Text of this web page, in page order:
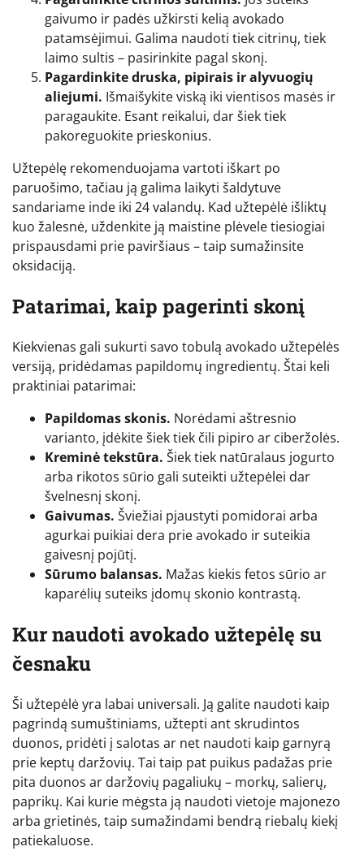
gaivumo ir padės užkirsti kelią avokado
patamsėjimui. Galima naudoti tiek citrinų, tiek
laimo sultis – pasirinkite pagal skonį.
Pagardinkite druska, pipirais ir alyvuogių
aliejumi. Išmaišykite viską iki vientisos masės ir
paragaukite. Esant reikalui, dar šiek tiek
pakoreguokite prieskonius.
Užtepėlę rekomenduojama vartoti iškart po
paruošimo, tačiau ją galima laikyti šaldytuve
sandariame inde iki 24 valandų. Kad užtepėlė išliktų
kuo žalesnė, uždenkite ją maistine plėvele tiesiogiai
prispausdami prie paviršiaus – taip sumažinsite
oksidaciją.
Patarimai, kaip pagerinti skonį
Kiekvienas gali sukurti savo tobulą avokado užtepėlės
versiją, pridėdamas papildomų ingredientų. Štai keli
praktiniai patarimai:
Papildomas skonis. Norėdami aštresnio
varianto, įdėkite šiek tiek čili pipiro ar ciberžolės.
Kreminė tekstūra. Šiek tiek natūralaus jogurto
arba rikotos sūrio gali suteikti užtepėlei dar
švelnesnį skonį.
Gaivumas. Šviežiai pjaustyti pomidorai arba
agurkai puikiai dera prie avokado ir suteikia
gaivesnį pojūtį.
Sūrumo balansas. Mažas kiekis fetos sūrio ar
kaparėlių suteiks įdomų skonio kontrastą.
Kur naudoti avokado užtepėlę su
česnaku
Ši užtepėlė yra labai universali. Ją galite naudoti kaip
pagrindą sumuštiniams, užtepti ant skrudintos
duonos, pridėti į salotas ar net naudoti kaip garnyrą
prie keptų daržovių. Tai taip pat puikus padažas prie
pita duonos ar daržovių pagaliukų – morkų, salierų,
paprikų. Kai kurie mėgsta ją naudoti vietoje majonezo
arba grietinės, taip sumažindami bendrą riebalų kiekį
patiekaluose.